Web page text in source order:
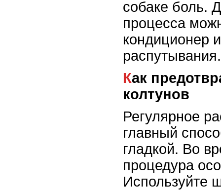
собаке боль.
процесса
кондиционер
распутывания.
Как предотвратить образование
колтунов
Регулярное
главный
гладкой. Во
процедура
Используйте